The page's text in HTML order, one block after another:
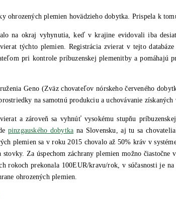
plemien hovädzieho dobytka. Prispela k
na okraj vyhynutia, keď v krajine evidovali iba
týchto plemien. Registrácia zvierat v tejto
pri kontrole príbuzenskej plemenitby a
Geno (Zväz chovateľov nórskeho červeného
na samotnú produkciu a uchovávanie získaných
a zároveň sa vyhnúť vysokému stupňu
pinzgauského dobytka na Slovensku, aj tu sa
plemien sa v roku 2015 chovalo až 50% kráv v
Za úspechom záchrany plemien možno
rokoch prekonala 100EUR/kravu/rok, v súčasnosti je
ohrozených plemien.